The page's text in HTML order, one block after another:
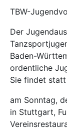
TBW-
Der
Baden-
ordentliche
Sie findet statt
am Sonntag,
in Stuttgart,